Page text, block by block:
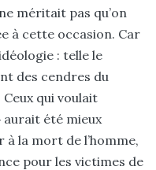
méritait pas qu’on
à cette occasion. Car
: telle le
des cendres du
qui voulait
aurait été mieux
la mort de l’homme,
pour les victimes de